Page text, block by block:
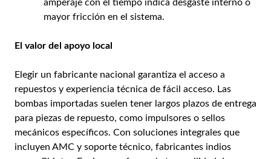
amperaje con el tiempo indica desgaste interno o
mayor fricción en el sistema.
El valor del apoyo local
Elegir un fabricante nacional garantiza el acceso a
repuestos y experiencia técnica de fácil acceso. Las
bombas importadas suelen tener largos plazos de entrega
para piezas de repuesto, como impulsores o sellos
mecánicos específicos. Con soluciones integrales que
incluyen AMC y soporte técnico, fabricantes indios